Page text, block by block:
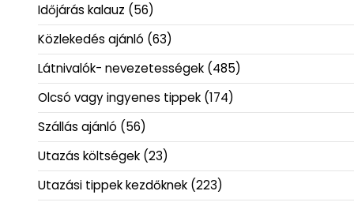
Időjárás kalauz (56)
Közlekedés ajánló (63)
Látnivalók- nevezetességek (485)
Olcsó vagy ingyenes tippek (174)
Szállás ajánló (56)
Utazás költségek (23)
Utazási tippek kezdőknek (223)